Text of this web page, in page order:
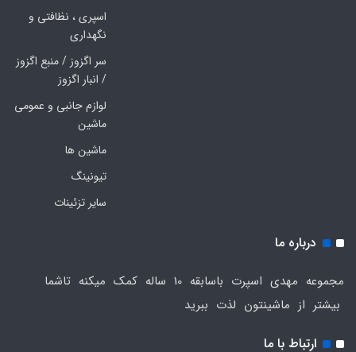
اسپری ، نظافتی و
نگهداری
سر اگزوز / منبع اگزوز
/ انبار اگزوز
لوازم جانبی و عمومی
ماشین
ماشین ها
تیونینگ
سایر تزئینات
درباره ما
مجموعه مهدی اسپرت باسابقه 10 ساله کمک میکنه تاشما
بیشتر از ماشینتون لذت ببرید
ارتباط با ما